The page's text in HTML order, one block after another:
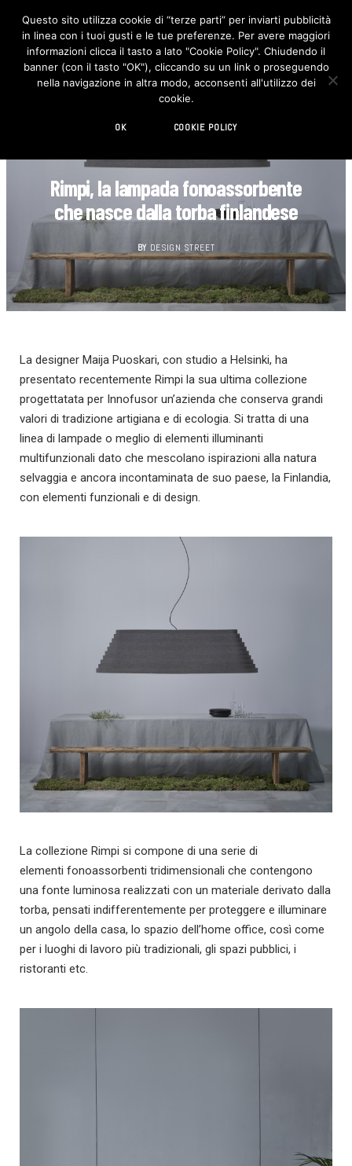
F
c
e
b
o
I
n
s
t
Rimpi, la lampada fonoassorbente
che nasce dalla torba finlandese
BY DESIGN STREET
La designer Maija Puoskari, con studio a Helsinki, ha
presentato recentemente Rimpi la sua ultima collezione
progettatata per Innofusor un’azienda che conserva grandi
valori di tradizione artigiana e di ecologia. Si tratta di una
linea di lampade o meglio di elementi illuminanti
multifunzionali dato che mescolano ispirazioni alla natura
selvaggia e ancora incontaminata de suo paese, la Finlandia,
con elementi funzionali e di design.
La collezione Rimpi si compone di una serie di
elementi fonoassorbenti tridimensionali che contengono
una fonte luminosa realizzati con un materiale derivato dalla
torba, pensati indifferentemente per proteggere e illuminare
un angolo della casa, lo spazio dell’home office, così come
per i luoghi di lavoro più tradizionali, gli spazi pubblici, i
ristoranti etc.
Questo sito utilizza cookie di “terze parti” per inviarti pubblicità
in linea con i tuoi gusti e le tue preferenze. Per avere maggiori
informazioni clicca il tasto a lato "Cookie Policy". Chiudendo il
banner (con il tasto "OK"), cliccando su un link o proseguendo
nella navigazione in altra modo, acconsenti all'utilizzo dei
cookie.
OK COOKIE POLICY